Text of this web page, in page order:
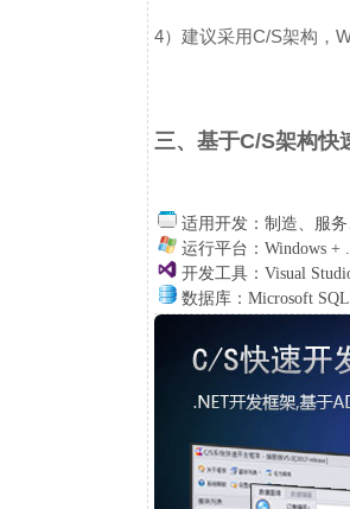
4）建议采用C/S架构，
三、基于C/S架构快
适用开发： 制造、服
运行平台：Windows +
开发工具：Visual
数据库：Microsoft